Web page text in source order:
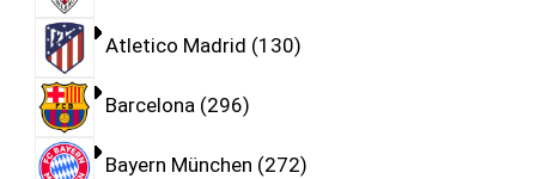
Atletico Madrid 130
Barcelona 296
Bayern München 272